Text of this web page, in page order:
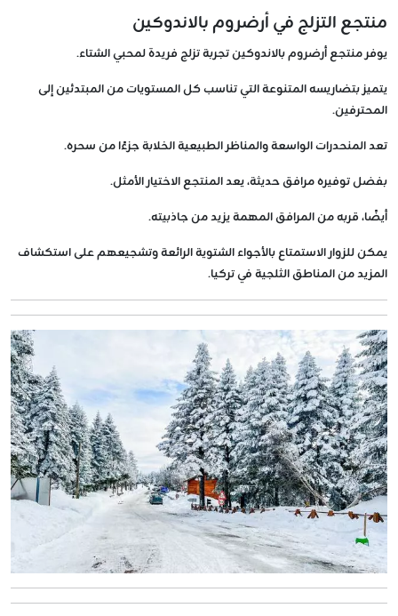
منتجع التزلج في أرضروم بالاندوكين
يوفر منتجع أرضروم بالاندوكين تجربة تزلج فريدة لمحبي الشتاء.
يتميز بتضاريسه المتنوعة التي تناسب كل المستويات من المبتدئين إلى
المحترفين.
تعد المنحدرات الواسعة والمناظر الطبيعية الخلابة جزءًا من سحره.
بفضل توفيره مرافق حديثة، يعد المنتجع الاختيار الأمثل.
أيضًا، قربه من المرافق المهمة يزيد من جاذبيته.
يمكن للزوار الاستمتاع بالأجواء الشتوية الرائعة وتشجيعهم على استكشاف
المزيد من المناطق الثلجية في تركيا.